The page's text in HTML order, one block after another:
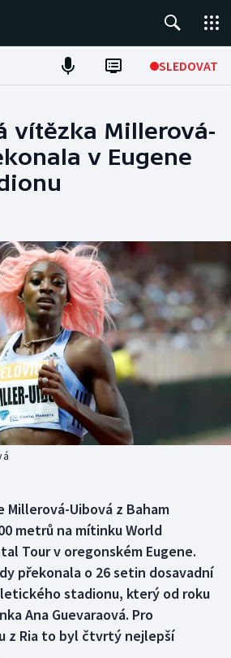
SLEDOVAT
vítězka Millerová-
v Eugene
Millerová-Uibová z Baham
metrů na mítinku World
Tour v oregonském Eugene.
překonala o 26 setin dosavadní
stadionu, který od roku
Ana Guevaraová. Pro
z Ria to byl čtvrtý nejlepší